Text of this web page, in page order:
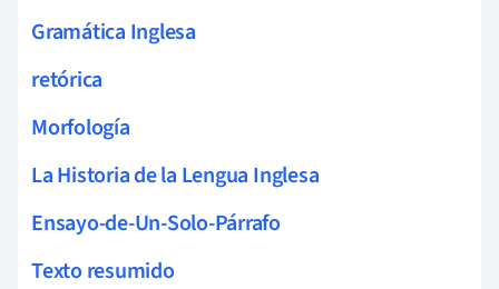
Gramática Inglesa
retórica
Morfología
La Historia de la Lengua Inglesa
Ensayo-de-Un-Solo-Párrafo
Texto resumido